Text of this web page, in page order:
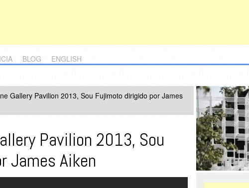
BLOG ENGLISH
Gallery Pavilion 2013, Sou Fujimoto dirigido por James
Pavilion 2013, Sou
James Aiken